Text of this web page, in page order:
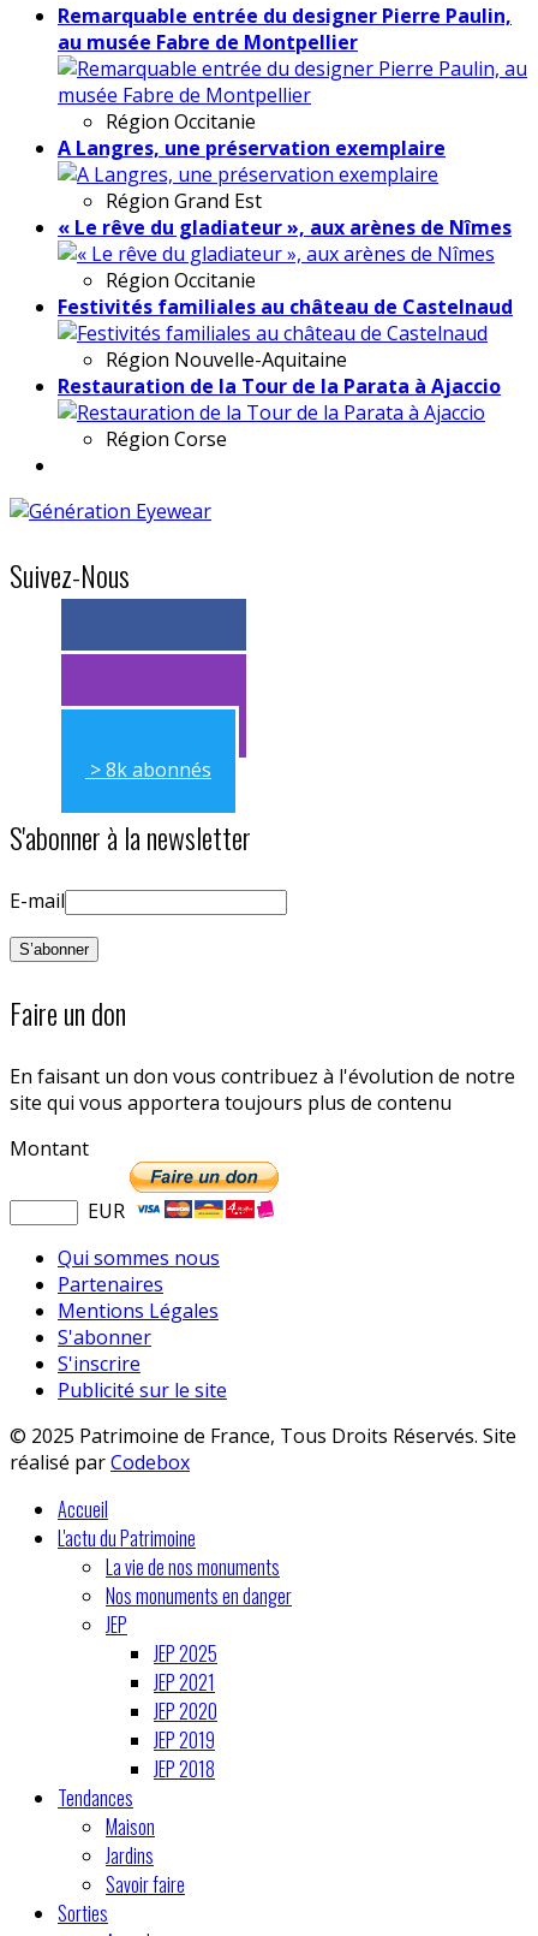
Remarquable entrée du designer Pierre Paulin,
au musée Fabre de Montpellier
Région Occitanie
A Langres, une préservation exemplaire
Région Grand Est
« Le rêve du gladiateur », aux arènes de Nîmes
Région Occitanie
Festivités familiales au château de Castelnaud
Région Nouvelle-Aquitaine
Restauration de la Tour de la Parata à Ajaccio
Région Corse
Suivez-Nous
> 11k abonnés
> 11k abonnés
> 8k abonnés
S'abonner à la newsletter
E-mail
Faire un don
En faisant un don vous contribuez à l'évolution de notre
site qui vous apportera toujours plus de contenu
Montant
EUR
Qui sommes nous
Partenaires
Mentions Légales
S'abonner
S'inscrire
Publicité sur le site
© 2025 Patrimoine de France, Tous Droits Réservés. Site
réalisé parCodebox
Accueil
L'actu du Patrimoine
La vie de nos monuments
Nos monuments en danger
JEP
JEP 2025
JEP 2021
JEP 2020
JEP 2019
JEP 2018
Tendances
Maison
Jardins
Savoir faire
Sorties